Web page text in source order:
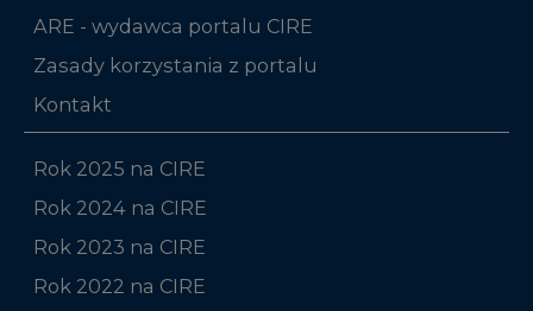
ARE - wydawca portalu CIRE
Zasady korzystania z portalu
Kontakt
Rok 2025 na CIRE
Rok 2024 na CIRE
Rok 2023 na CIRE
Rok 2022 na CIRE